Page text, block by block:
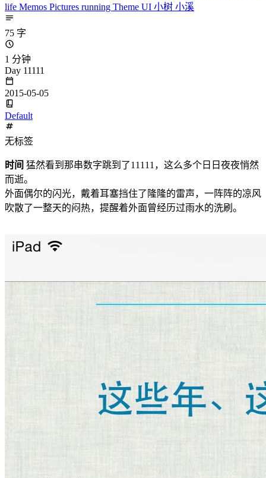
life Memos Pictures running Theme UI 小树 小溪
75 字
1 分钟
Day 11111
2015-05-05
Default
无标签
时间 猛然看到那串数字跳到了11111，这么多个日日夜夜悄然
而逝。
外面偶尔的闪光，戴着耳塞挡住了隆隆的雷声，一阵阵的凉风
吹散了一整天的闷热，提醒着外面曾经历过雨水的洗刷。